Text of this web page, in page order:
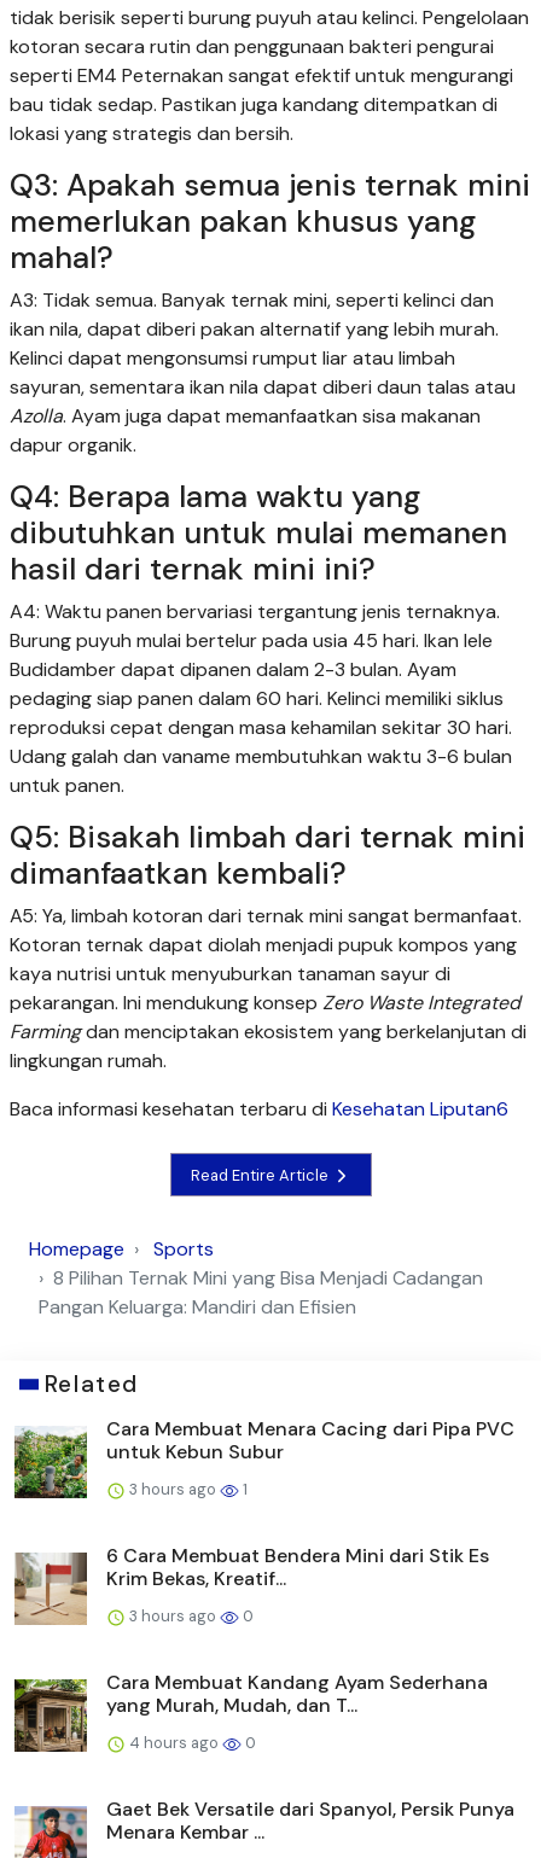
tidak berisik seperti burung puyuh atau kelinci. Pengelolaan
kotoran secara rutin dan penggunaan bakteri pengurai
seperti EM4 Peternakan sangat efektif untuk mengurangi
bau tidak sedap. Pastikan juga kandang ditempatkan di
lokasi yang strategis dan bersih.
Q3: Apakah semua jenis ternak mini
memerlukan pakan khusus yang
mahal?
A3: Tidak semua. Banyak ternak mini, seperti kelinci dan
ikan nila, dapat diberi pakan alternatif yang lebih murah.
Kelinci dapat mengonsumsi rumput liar atau limbah
sayuran, sementara ikan nila dapat diberi daun talas atau
Azolla. Ayam juga dapat memanfaatkan sisa makanan
dapur organik.
Q4: Berapa lama waktu yang
dibutuhkan untuk mulai memanen
hasil dari ternak mini ini?
A4: Waktu panen bervariasi tergantung jenis ternaknya.
Burung puyuh mulai bertelur pada usia 45 hari. Ikan lele
Budidamber dapat dipanen dalam 2-3 bulan. Ayam
pedaging siap panen dalam 60 hari. Kelinci memiliki siklus
reproduksi cepat dengan masa kehamilan sekitar 30 hari.
Udang galah dan vaname membutuhkan waktu 3-6 bulan
untuk panen.
Q5: Bisakah limbah dari ternak mini
dimanfaatkan kembali?
A5: Ya, limbah kotoran dari ternak mini sangat bermanfaat.
Kotoran ternak dapat diolah menjadi pupuk kompos yang
kaya nutrisi untuk menyuburkan tanaman sayur di
pekarangan. Ini mendukung konsep Zero Waste Integrated
Farmingdan menciptakan ekosistem yang berkelanjutan di
lingkungan rumah.
Baca informasi kesehatan terbaru di Kesehatan Liputan6
Read Entire Article
Homepage
Sports
8 Pilihan Ternak Mini yang Bisa Menjadi Cadangan
Pangan Keluarga: Mandiri dan Efisien
Related
Cara Membuat Menara Cacing dari Pipa PVC
untuk Kebun Subur
3 hours ago 1
6 Cara Membuat Bendera Mini dari Stik Es
Krim Bekas, Kreatif...
3 hours ago 0
Cara Membuat Kandang Ayam Sederhana
yang Murah, Mudah, dan T...
4 hours ago 0
Gaet Bek Versatile dari Spanyol, Persik Punya
Menara Kembar ...